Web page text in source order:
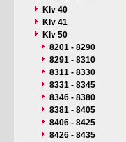
Klv 40
Klv 41
Klv 50
8201 - 8290
8291 - 8310
8311 - 8330
8331 - 8345
8346 - 8380
8381 - 8405
8406 - 8425
8426 - 8435